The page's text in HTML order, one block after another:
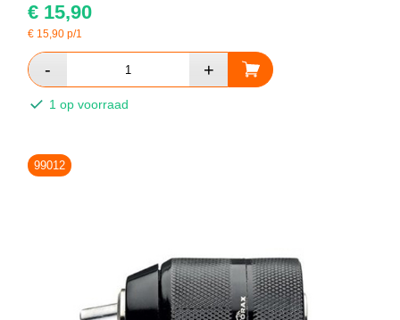
€ 15,90
€ 15,90 p/1
1 op voorraad
99012